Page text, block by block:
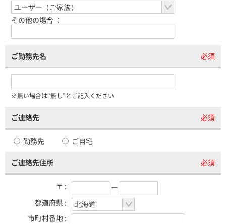
その他の場合 ：
ご勤務先名 必須
※無い場合は“無し”とご記入ください
ご連絡先 必須
勤務先 ご自宅
ご連絡先住所 必須
〒 :
ー
都道府県 :
市町村番地 :